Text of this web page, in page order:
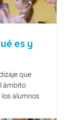
es y
que
ámbito
alumnos